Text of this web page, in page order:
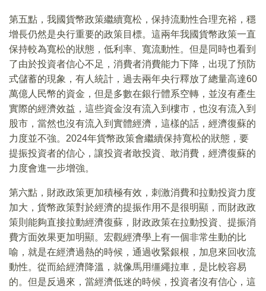
第五點，我國貨幣政策繼續寬松，保持流動性合理充裕，穩
增長仍然是央行重要的政策目標。這兩年我國貨幣政策一直
保持較為寬松的狀態，低利率、寬流動性。但是同時也看到
了由於投資者信心不足，消費者消費能力下降，出現了預防
式儲蓄的現象，有人統計，過去兩年央行釋放了總量高達60
萬億人民幣的資金，但是多數在銀行體系空轉，並沒有產生
實際的經濟效益，這些資金沒有流入到樓市，也沒有流入到
股市，當然也沒有流入到實體經濟，這樣的話，經濟復蘇的
力度並不強。2024年貨幣政策會繼續保持寬松的狀態，要
提振投資者的信心，讓投資者敢投資、敢消費，經濟復蘇的
力度會進一步增強。
第六點，財政政策更加積極有效，刺激消費和拉動投資力度
加大，貨幣政策對於經濟的提振作用不是很明顯，而財政政
策則能夠直接拉動經濟復蘇，財政政策在拉動投資、提振消
費方面效果更加明顯。宏觀經濟學上有一個非常生動的比
喻，就是在經濟過熱的時候，通過收緊銀根，加息來回收流
動性。從而給經濟降溫，就像馬用缰繩拉車，是比較容易
的。但是反過來，當經濟低迷的時候，投資者沒有信心，這